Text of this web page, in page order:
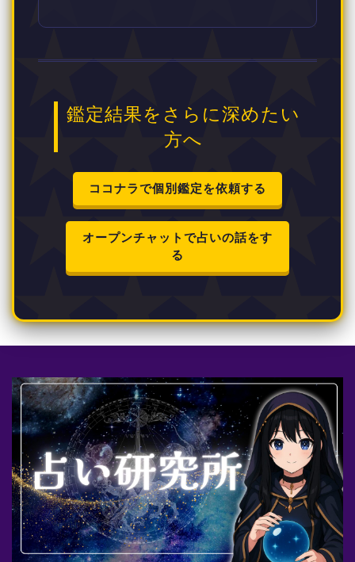
鑑定結果をさらに深めたい
方へ
ココナラで個別鑑定を依頼する
オープンチャットで占いの話をす
る